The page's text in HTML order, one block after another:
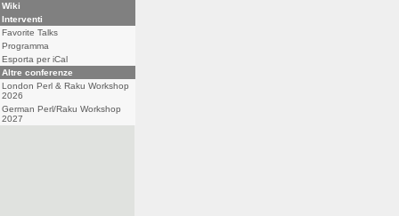
Wiki
Interventi
Favorite Talks
Programma
Esporta per iCal
Altre conferenze
London Perl & Raku Workshop
2026
German Perl/Raku Workshop
2027